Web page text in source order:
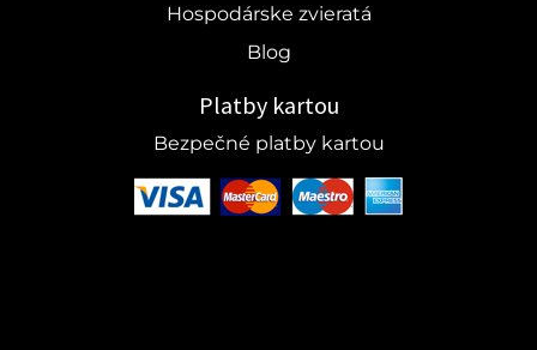
Hospodárske zvieratá
Blog
Platby kartou
Bezpečné platby kartou